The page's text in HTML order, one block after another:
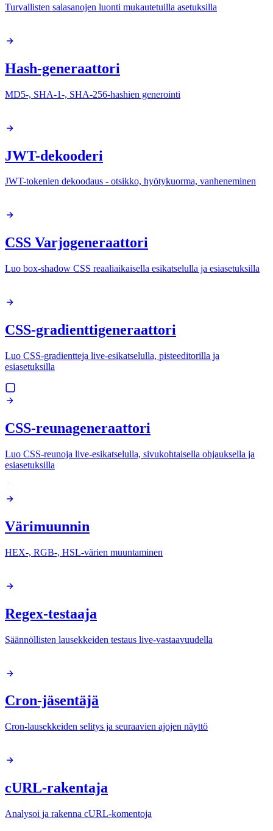
Turvallisten salasanojen luonti mukautetuilla asetuksilla
Hash-generaattori
MD5-, SHA-1-, SHA-256-hashien generointi
JWT-dekooderi
JWT-tokenien dekoodaus - otsikko, hyötykuorma, vanheneminen
CSS Varjogeneraattori
Luo box-shadow CSS reaaliaikaisella esikatselulla ja esiasetuksilla
CSS-gradienttigeneraattori
Luo CSS-gradientteja live-esikatselulla, pisteeditorilla ja
esiasetuksilla
CSS-reunageneraattori
Luo CSS-reunoja live-esikatselulla, sivukohtaisella ohjauksella ja
esiasetuksilla
Värimuunnin
HEX-, RGB-, HSL-värien muuntaminen
Regex-testaaja
Säännöllisten lausekkeiden testaus live-vastaavuudella
Cron-jäsentäjä
Cron-lausekkeiden selitys ja seuraavien ajojen näyttö
cURL-rakentaja
Analysoi ja rakenna cURL-komentoja